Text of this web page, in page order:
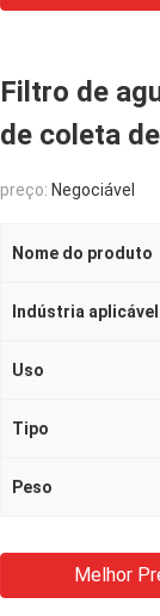
Filtro de
de coleta
preço: Negociável
Nome do produto
Indústria aplicável
Uso
Tipo
Peso
Melhor